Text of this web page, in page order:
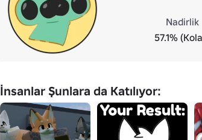
Nadirlik
57.1%
İnsanlar Şunlara da Katılıyor: